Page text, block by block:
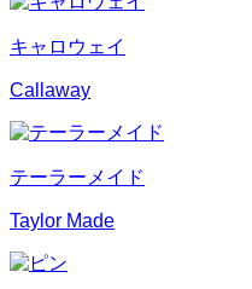
キャロウェイ
Callaway
テーラーメイド
Taylor Made